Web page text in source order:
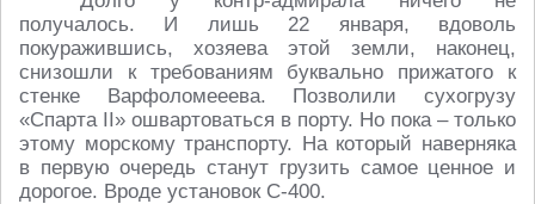
получалось. И лишь 22 января, вдоволь
покуражившись, хозяева этой земли, наконец,
снизошли к требованиям буквально прижатого к
стенке Варфоломееева. Позволили сухогрузу
«Спарта II» ошвартоваться в порту. Но пока – только
этому морскому транспорту. На который наверняка
в первую очередь станут грузить самое ценное и
дорогое. Вроде установок С-400.